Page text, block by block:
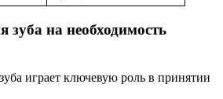
зуба на необходимость
играет ключевую роль в принятии